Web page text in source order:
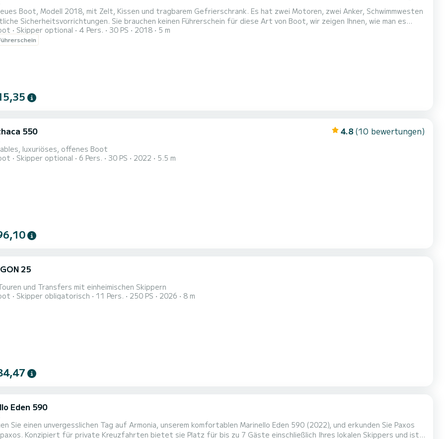
Boot, Modell 2018, mit Zelt, Kissen und tragbarem Gefrierschrank. Es hat zwei Motoren, zwei Anker, Schwimmwesten
Sie brauchen keinen Führerschein für diese Art von Boot, wir zeigen Ihnen, wie man es
mindestens 25 Jahre alt sein. Sie können damit überall auf Paxos hinfahren und auch die Insel Andipaxos
besuchen. Nicht enthalten: - Kraftstoff - Skipper
Skipper optional 4 Pers. 30 PS 2018 5 m
550 4.8 (10 bewertungen)
luxuriöses, offenes Boot
Skipper optional 6 Pers. 30 PS 2022 5.5 m
25
und Transfers mit einheimischen Skippern
Skipper obligatorisch 11 Pers. 250 PS 2026 8 m
Eden 590
Sie einen unvergesslichen Tag auf Armonia, unserem komfortablen Marinello Eden 590 (2022), und erkunden Sie Paxos
Konzipiert für private Kreuzfahrten bietet sie Platz für bis zu 7 Gäste einschließlich Ihres lokalen Skippers und ist